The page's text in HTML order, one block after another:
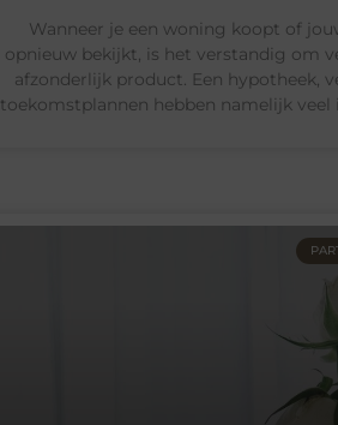
Wanneer je een woning koopt of
opnieuw bekijkt, is het verstandig om
afzonderlijk product. Een hypotheek,
toekomstplannen hebben namelijk veel